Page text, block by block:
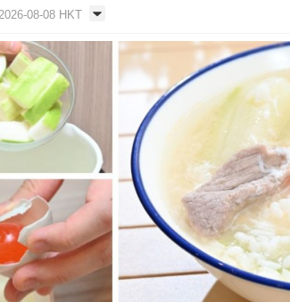
08-08 HKT